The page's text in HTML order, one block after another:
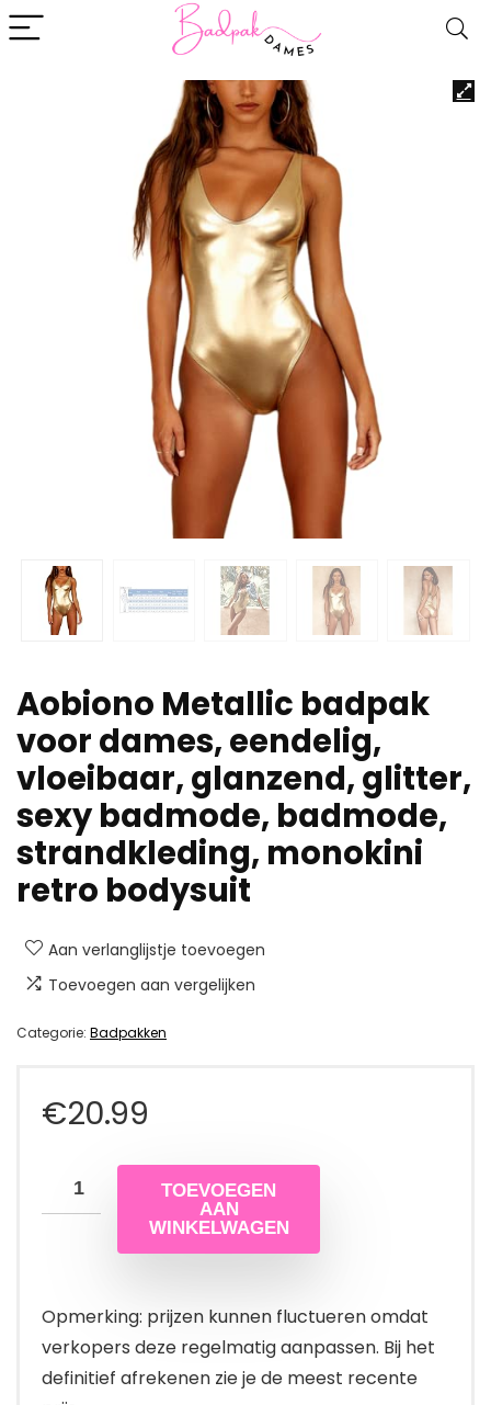
Aobiono Metallic badpak
voor dames, eendelig,
vloeibaar, glanzend, glitter,
sexy badmode, badmode,
strandkleding, monokini
retro bodysuit
Aan verlanglijstje toevoegen
Toevoegen aan vergelijken
Categorie: Badpakken
€20.99
TOEVOEGEN
AAN
WINKELWAGEN
Opmerking: prijzen kunnen fluctueren omdat
verkopers deze regelmatig aanpassen. Bij het
definitief afrekenen zie je de meest recente